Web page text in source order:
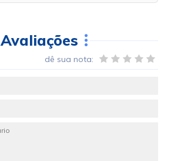
Avaliações
dê sua nota: